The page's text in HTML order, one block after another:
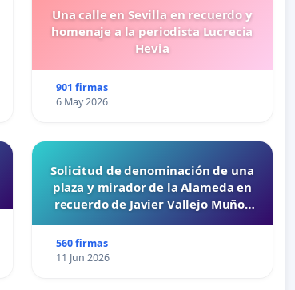
Una calle en Sevilla en recuerdo y
homenaje a la periodista Lucrecia
Hevia
901 firmas
6 May 2026
Solicitud de denominación de una
plaza y mirador de la Alameda en
recuerdo de Javier Vallejo Muñoz
560 firmas
11 Jun 2026